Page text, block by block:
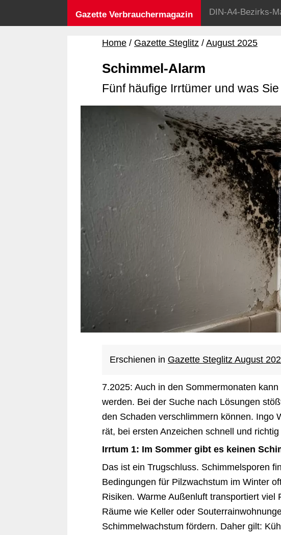
Gazette Verbrauchermagazin DIN-A4-Bezirks-
Home Gazette Steglitz August 2025
Schimmel-Alarm
Fünf häufige Irrtümer und was
Erschienen in Gazette Steglitz August
7.2025: Auch in den Sommermonaten
werden. Bei der Suche nach Lösungen
den Schaden verschlimmern können. Ingo
rät, bei ersten Anzeichen schnell und
Irrtum 1: Im Sommer gibt es keinen
Das ist ein Trugschluss. Schimmelsporen
Bedingungen für Pilzwachstum im Winter
Risiken. Warme Außenluft transportiert
Räume wie Keller oder
Schimmelwachstum fördern. Daher gilt: